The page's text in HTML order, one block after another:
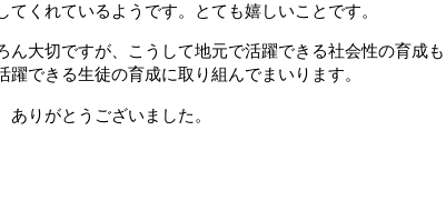
くれているようです。とても嬉しいことです。
大切ですが、こうして地元で活躍できる社会性の育成も
できる生徒の育成に取り組んでまいります。
りがとうございました。